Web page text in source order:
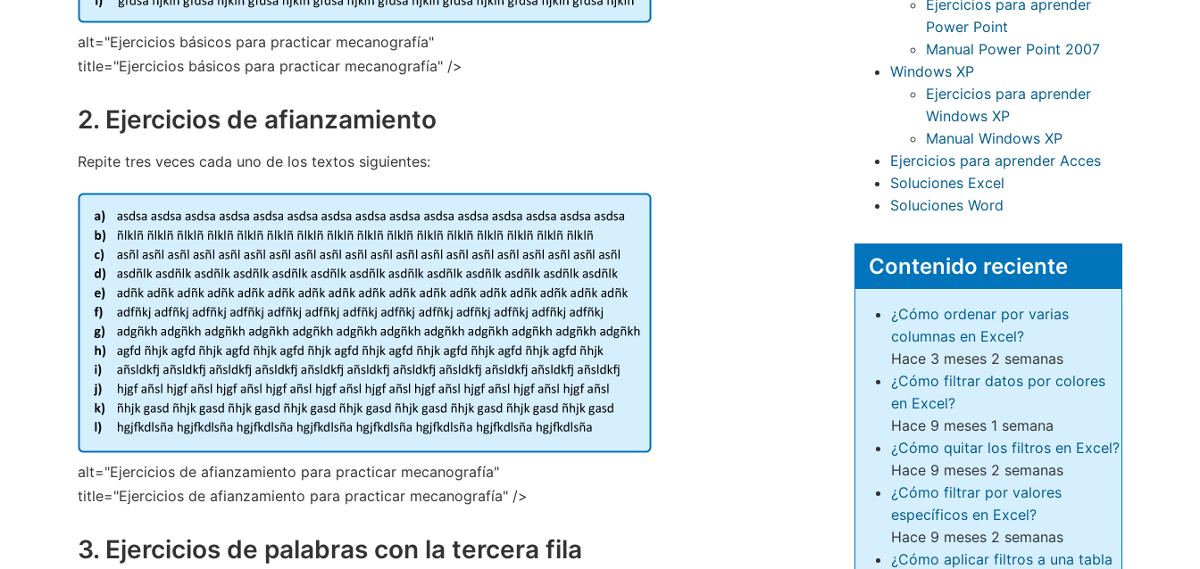
alt="Ejercicios básicos para practicar mecanografía"
title="Ejercicios básicos para practicar mecanografía" />
2. Ejercicios de afianzamiento
Repite tres veces cada uno de los textos siguientes:
alt="Ejercicios de afianzamiento para practicar mecanografía"
title="Ejercicios de afianzamiento para practicar mecanografía" />
3. Ejercicios de palabras con la tercera fila
Ejercicios para aprender
Power Point
Manual Power Point 2007
Windows XP
Ejercicios para aprender
Windows XP
Manual Windows XP
Ejercicios para aprender Acces
Soluciones Excel
Soluciones Word
Contenido reciente
¿Cómo ordenar por varias
columnas en Excel?
Hace 3 meses 2 semanas
¿Cómo filtrar datos por colores
en Excel?
Hace 9 meses 1 semana
¿Cómo quitar los filtros en Excel?
Hace 9 meses 2 semanas
¿Cómo filtrar por valores
específicos en Excel?
Hace 9 meses 2 semanas
¿Cómo aplicar filtros a una tabla